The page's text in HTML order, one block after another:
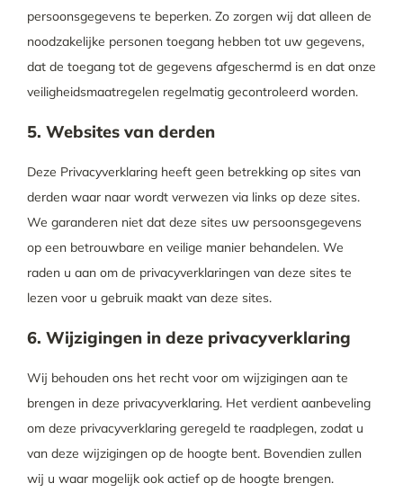
persoonsgegevens te beperken. Zo zorgen wij dat alleen de
noodzakelijke personen toegang hebben tot uw gegevens,
dat de toegang tot de gegevens afgeschermd is en dat onze
veiligheidsmaatregelen regelmatig gecontroleerd worden.
5. Websites van derden
Deze Privacyverklaring heeft geen betrekking op sites van
derden waar naar wordt verwezen via links op deze sites.
We garanderen niet dat deze sites uw persoonsgegevens
op een betrouwbare en veilige manier behandelen. We
raden u aan om de privacyverklaringen van deze sites te
lezen voor u gebruik maakt van deze sites.
6. Wijzigingen in deze privacyverklaring
Wij behouden ons het recht voor om wijzigingen aan te
brengen in deze privacyverklaring. Het verdient aanbeveling
om deze privacyverklaring geregeld te raadplegen, zodat u
van deze wijzigingen op de hoogte bent. Bovendien zullen
wij u waar mogelijk ook actief op de hoogte brengen.